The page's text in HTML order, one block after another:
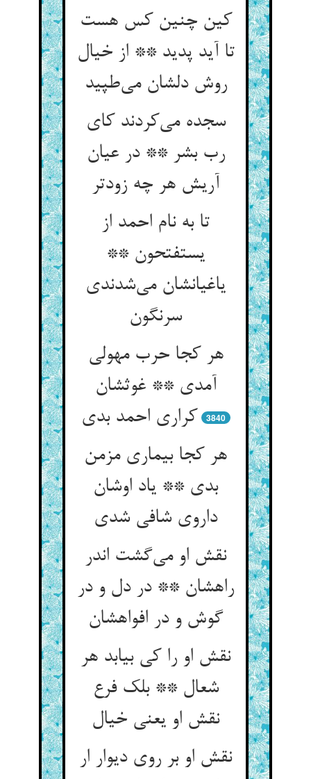
کین چنین کس هست
تا آید پدید ** از خیال
روش دلشان می‌طپید
سجده می‌کردند کای
رب بشر ** در عیان
آریش هر چه زودتر
تا به نام احمد از
یستفتحون **
یاغیانشان می‌شدندی
سرنگون
هر کجا حرب مهولی
آمدی ** غوثشان
کراری احمد بدی
3840
هر کجا بیماری مزمن
بدی ** یاد اوشان
داروی شافی شدی
نقش او می‌گشت اندر
راهشان ** در دل و در
گوش و در افواهشان
نقش او را کی بیابد هر
شعال ** بلک فرع
نقش او یعنی خیال
نقش او بر روی دیوار ار